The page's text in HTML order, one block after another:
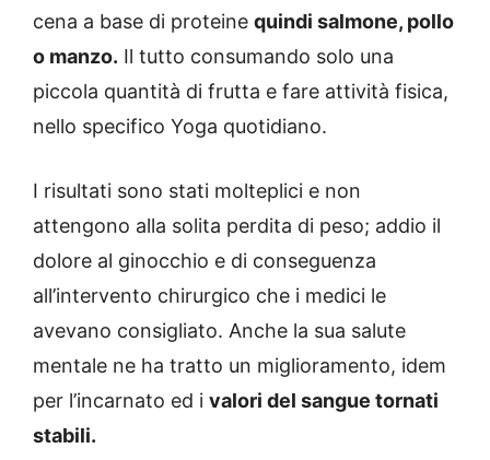
cena a base di proteine quindi salmone, pollo
o manzo. Il tutto consumando solo una
piccola quantità di frutta e fare attività fisica,
nello specifico Yoga quotidiano.
I risultati sono stati molteplici e non
attengono alla solita perdita di peso; addio il
dolore al ginocchio e di conseguenza
all’intervento chirurgico che i medici le
avevano consigliato. Anche la sua salute
mentale ne ha tratto un miglioramento, idem
per l’incarnato ed i valori del sangue tornati
stabili.